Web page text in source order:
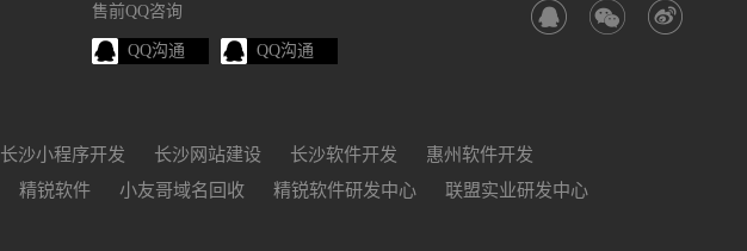
售前QQ咨询
QQ沟通 QQ沟通
长沙小程序开发 长沙网站建设 长沙软件开发
惠州软件开发
精锐软件 小友哥域名回收 精锐软件研发中心
联盟实业研发中心